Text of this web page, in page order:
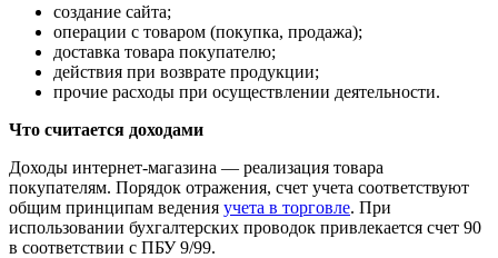
создание сайта;
операции с товаром (покупка, продажа);
доставка товара покупателю;
действия при возврате продукции;
прочие расходы при осуществлении деятельности.
Что считается доходами
Доходы интернет-магазина ― реализация товара
покупателям. Порядок отражения, счет учета соответствуют
общим принципам ведения учета в торговле. При
использовании бухгалтерских проводок привлекается счет 90
в соответствии с ПБУ 9/99.